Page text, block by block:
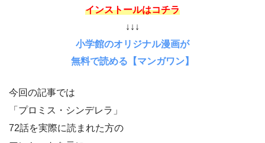
インストールはコチラ
↓↓↓
小学館のオリジナル漫画が
無料で読める【マンガワン】
今回の記事では
「プロミス・シンデレラ」
72話を実際に読まれた方の